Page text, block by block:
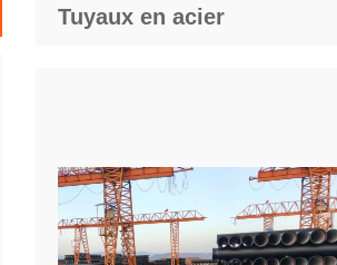
Tuyaux en acier